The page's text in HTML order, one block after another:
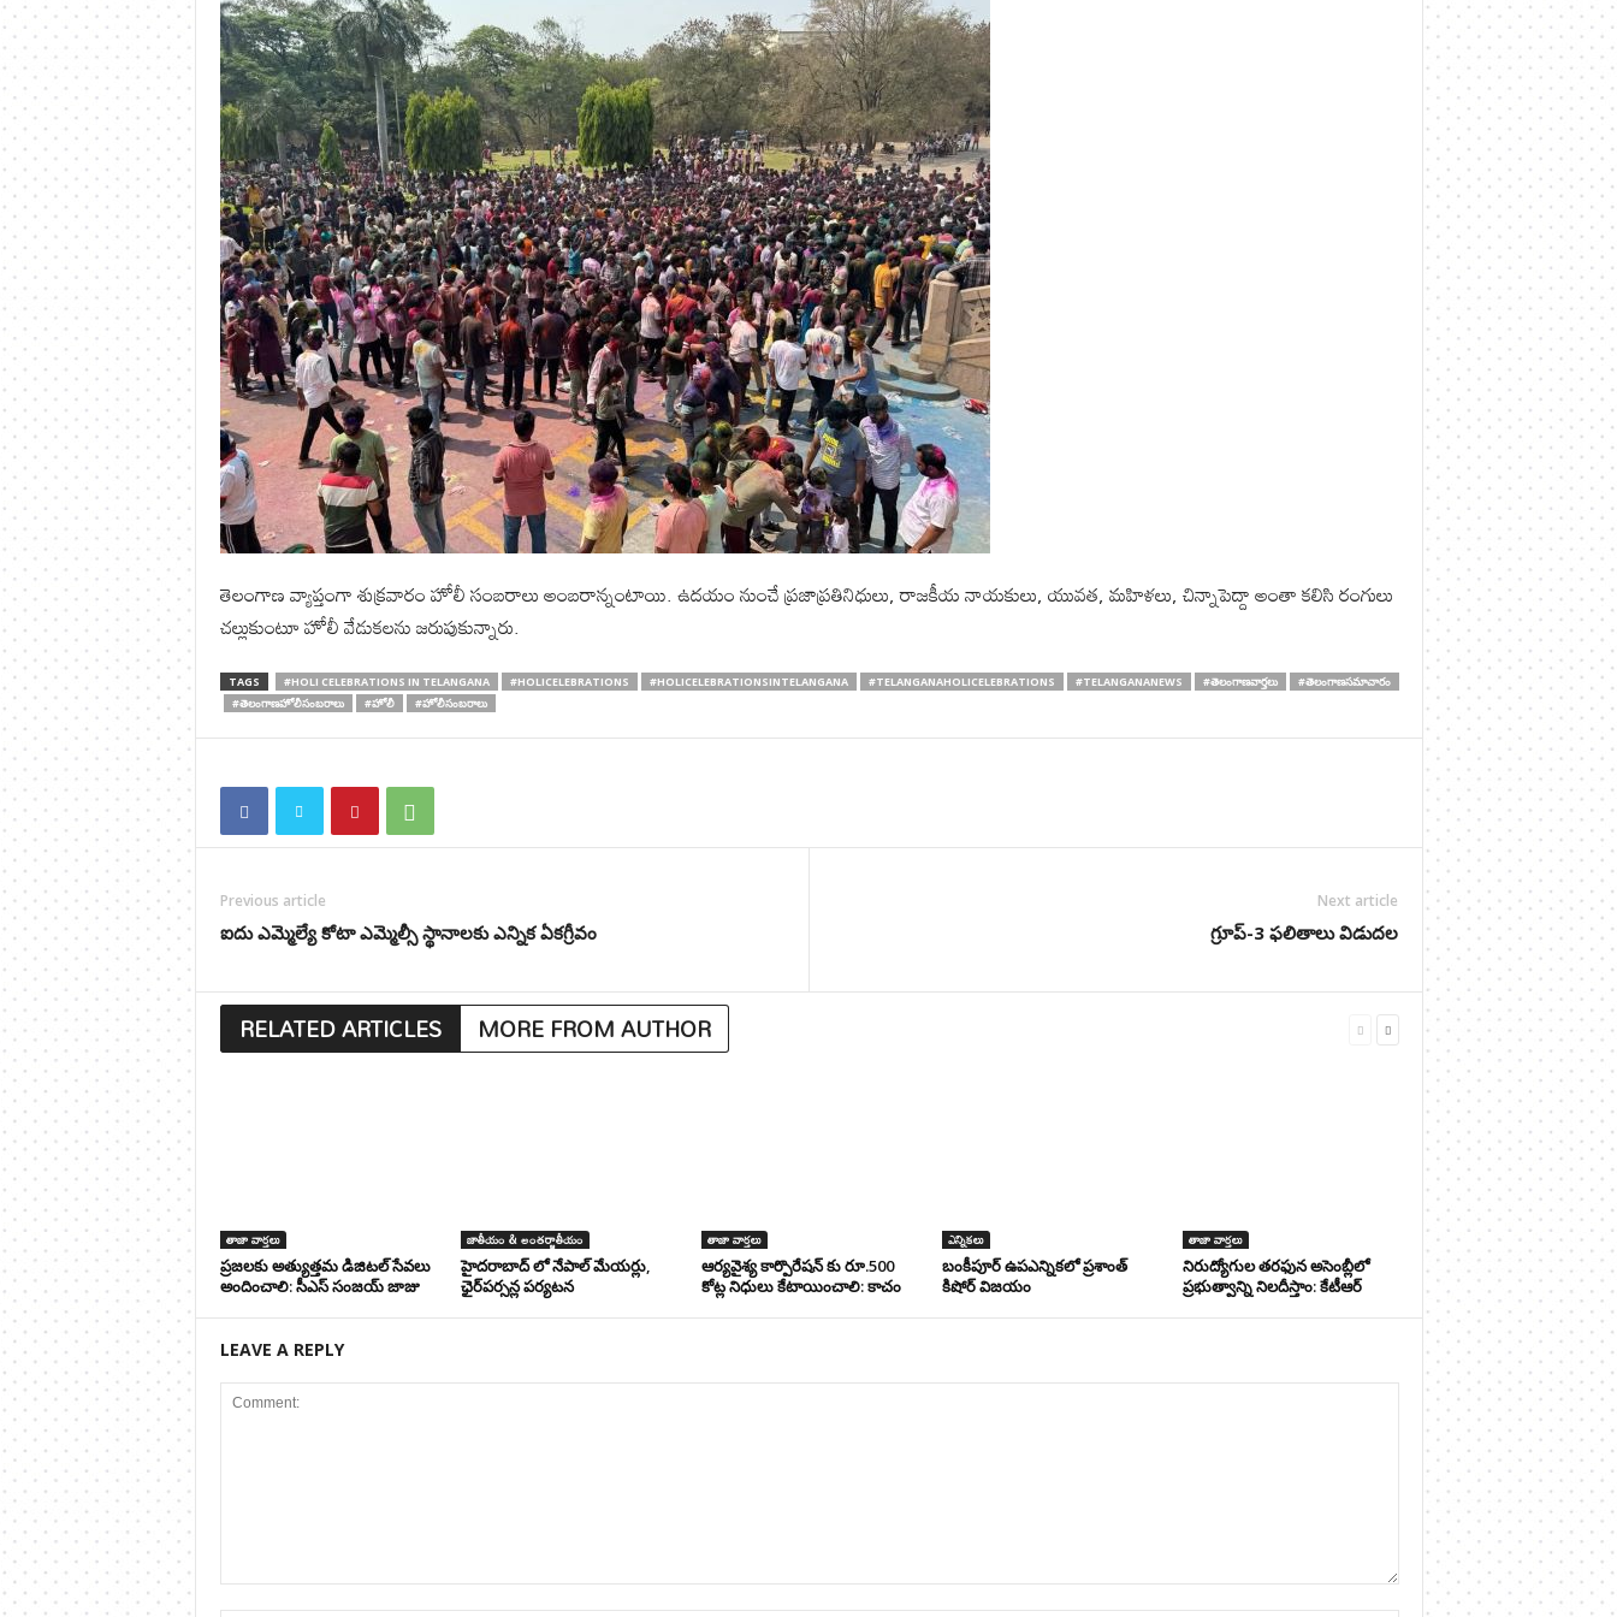
తెలంగాణ వ్యాప్తంగా శుక్రవారం హోలీ సంబరాలు అంబరాన్నంటాయి. ఉదయం నుంచే ప్రజాప్రతినిధులు, రాజకీయ నాయకులు, యువత, మహిళలు, చిన్నాపెద్దా అంతా కలిసి రంగులు
చల్లుకుంటూ హోలీ వేడుకలను జరుపుకున్నారు.
TAGS #HOLI CELEBRATIONS IN TELANGANA #HOLICELEBRATIONS #HOLICELEBRATIONSINTELANGANA #TELANGANAHOLICELEBRATIONS #TELANGANANEWS #తెలంగాణవార్తలు
#తెలంగాణసమాచారం
#తెలంగాణహోలీసంబరాలు
#హోలీ #హోలీసంబరాలు
Previous article
ఐదు ఎమ్మెల్యే కోటా ఎమ్మెల్సీ స్థానాలకు ఎన్నిక ఏకగ్రీవం
Next article
గ్రూప్-3 ఫలితాలు విడుదల
RELATED ARTICLES MORE FROM AUTHOR
తాజా వార్తలు
ప్రజలకు అత్యుత్తమ డిజిటల్ సేవలు
అందించాలి: సీఎస్ సంజయ్ జాజు
జాతీయం & అంతర్జాతీయం
హైదరాబాద్ లో నేపాల్ మేయర్లు,
ఛైర్‌పర్సన్ల పర్యటన
తాజా వార్తలు
ఆర్యవైశ్య కార్పొరేషన్ కు రూ.500
కోట్ల నిధులు కేటాయించాలి: కాచం
ఎన్నికలు
బంకీపూర్ ఉపఎన్నికలో ప్రశాంత్
కిషోర్ విజయం
తాజా వార్తలు
నిరుద్యోగుల తరఫున అసెంబ్లీలో
ప్రభుత్వాన్ని నిలదీస్తాం: కేటీఆర్
LEAVE A REPLY